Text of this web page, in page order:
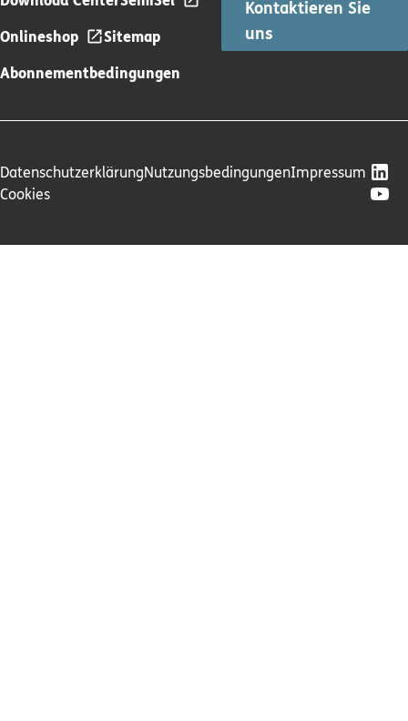
Onlineshop
Sitemap
Abonnementbedingungen
Kontaktieren Sie
uns
DatenschutzerklärungNutzungsbedingungenImpressum
Cookies